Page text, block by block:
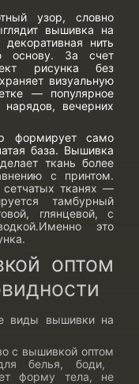
узор, словно
вышивка на
нить
основу. За счет
рисунка без
визуальную
— популярное
вечерних
формирует само
база. Вышивка
ткань более
с принтом.
тканях —
тамбурный
глянцевой, с
это
оптом
виды вышивки на
с вышивкой оптом
белья, боди,
форму тела, не